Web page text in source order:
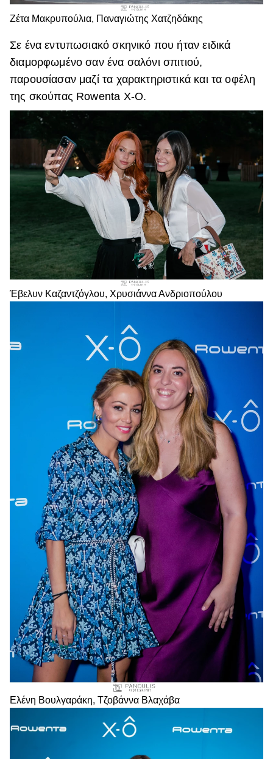
Ζέτα Μακρυπούλια, Παναγιώτης Χατζηδάκης
Σε ένα εντυπωσιακό σκηνικό που ήταν ειδικά
διαμορφωμένο σαν ένα σαλόνι σπιτιού,
παρουσίασαν μαζί τα χαρακτηριστικά και τα οφέλη
της σκούπας Rowenta Χ-Ο.
Έβελυν Καζαντζόγλου, Χρυσιάννα Ανδριοπούλου
Ελένη Βουλγαράκη, Τζοβάννα Βλαχάβα